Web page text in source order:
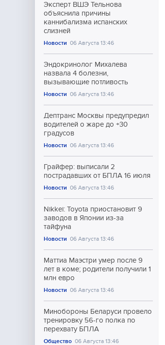
Эксперт ВШЭ Тельнова
объяснила причины
каннибализма испанских
слизней
Новости 06 Августа 13:46
Эндокринолог Михалева
назвала 4 болезни,
вызывающие потливость
Новости 06 Августа 13:46
Дептранс Москвы предупредил
водителей о жаре до +30
градусов
Новости 06 Августа 13:46
Грайфер: выписали 2
пострадавших от БПЛА 16 июля
Новости 06 Августа 13:46
Nikkei: Toyota приостановит 9
заводов в Японии из-за
тайфуна
Новости 06 Августа 13:46
Маттиа Маэстри умер после 9
лет в коме; родители получили 1
млн евро
Новости 06 Августа 13:46
Минобороны Беларуси провело
тренировку 56-го полка по
перехвату БПЛА
Общество 06 Августа 13:46